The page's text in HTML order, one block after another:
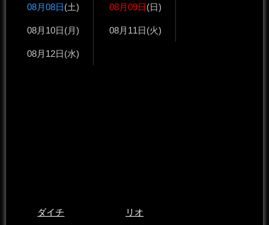
08月08日(土) 08月09日(日)
08月10日(月) 08月11日(火)
08月12日(水)
ダイチ
リオ